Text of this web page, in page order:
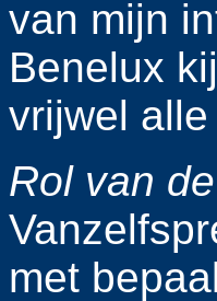
van mijn
Benelux
vrijwel
Rol van
met